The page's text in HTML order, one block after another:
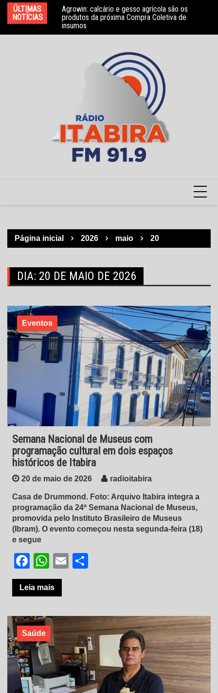
para
conteúdo
ÚLTIMAS
NOTÍCIAS
Agrowin: calcário e gesso agrícola são os
produtos da próxima Compra Coletiva de
insumos
Novo convênio com a Associação Nosso Lar
garante atendimento a crianças com TEA
Página inicial 2026 maio 20
DIA: 20 DE MAIO DE 2026
Eventos
Semana Nacional de Museus com
programação cultural em dois espaços
históricos de Itabira
20 de maio de 2026 radioitabira
Casa de Drummond. Foto: Arquivo Itabira integra a
programação da 24ª Semana Nacional de Museus,
promovida pelo Instituto Brasileiro de Museus
(Ibram). O evento começou nesta segunda-feira (18)
e segue
Facebook
WhatsApp
Email
Leia mais
Saúde